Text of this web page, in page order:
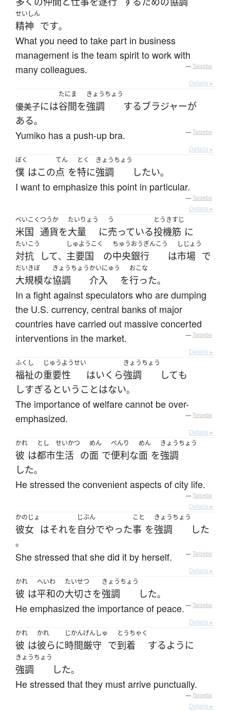
せいしん
精神 です。
What you need to take part in business
management is the team spirit to work with
many colleagues.
— Tatoeba
Details ▸
優美子には
たにま
谷間を
きょうちょう
強調 するブラジャーが
ある。
Yumiko has a push-up bra. — Tatoeba
Details ▸
ぼく
僕 はこの
てん
点 を
とく
特に
きょうちょう
強調 したい。
I want to emphasize this point in particular.
— Tatoeba
Details ▸
べいこく
米国
つうか
通貨を
たいりょう
大量 に
う
売っている
とうきすじ
投機筋 に
たいこう
対抗 して、
しゅようこく
主要国 の
ちゅうおうぎんこう
中央銀行 は
しじょう
市場 で
だいきぼ
大規模な
きょうちょう
協調
かいにゅう
介入 を
おこな
行った。
In a fight against speculators who are dumping
the U.S. currency, central banks of major
countries have carried out massive concerted
interventions in the market.
— Tatoeba
Details ▸
ふくし
福祉の
じゅうようせい
重要性 はいくら
きょうちょう
強調 しても
しすぎる ということはない。
The importance of welfare cannot be over-
emphasized.
— Tatoeba
Details ▸
かれ
彼 は
とし
都市
せいかつ
生活 の
めん
面 で
べんり
便利な
めん
面 を
きょうちょう
強調
した。
He stressed the convenient aspects of city life.
— Tatoeba
Details ▸
かのじょ
彼女 はそれを
じぶん
自分でやった
こと
事 を
きょうちょう
強調 した
。
She stressed that she did it by herself. — Tatoeba
Details ▸
かれ
彼 は
へいわ
平和の
たいせつ
大切さを
きょうちょう
強調 した。
He emphasized the importance of peace. — Tatoeba
Details ▸
かれ
彼 は
かれ
彼らに
じかんげんしゅ
時間厳守 で
とうちゃく
到着 するように
きょうちょう
強調 した。
He stressed that they must arrive punctually.
— Tatoeba
Details ▸